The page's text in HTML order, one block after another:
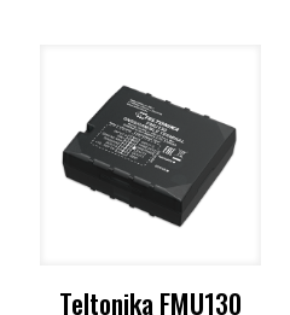
Teltonika FMU130